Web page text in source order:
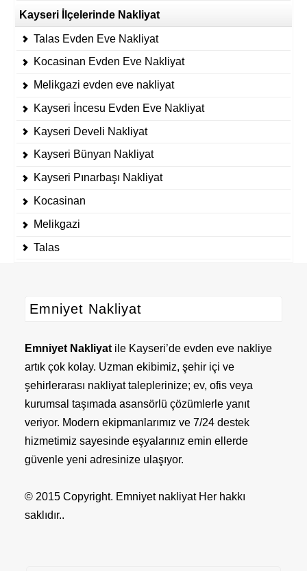
Kayseri İlçelerinde Nakliyat
Talas Evden Eve Nakliyat
Kocasinan Evden Eve Nakliyat
Melikgazi evden eve nakliyat
Kayseri İncesu Evden Eve Nakliyat
Kayseri Develi Nakliyat
Kayseri Bünyan Nakliyat
Kayseri Pınarbaşı Nakliyat
Kocasinan
Melikgazi
Talas
Emniyet Nakliyat
Emniyet Nakliyat ile Kayseri’de evden eve nakliye
artık çok kolay. Uzman ekibimiz, şehir içi ve
şehirlerarası nakliyat taleplerinize; ev, ofis veya
kurumsal taşımada asansörlü çözümlerle yanıt
veriyor. Modern ekipmanlarımız ve 7/24 destek
hizmetimiz sayesinde eşyalarınız emin ellerde
güvenle yeni adresinize ulaşıyor.
© 2015 Copyright. Emniyet nakliyat Her hakkı
saklıdır..